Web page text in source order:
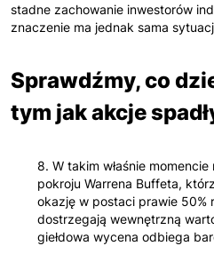
stadne zachowanie inwestorów
znaczenie ma jednak sama
Sprawdźmy, co
tym jak akcje
8. W takim właśnie
pokroju Warrena Buffeta,
okazję w postaci prawie 50%
dostrzegają wewnętrzną
giełdowa wycena odbiega